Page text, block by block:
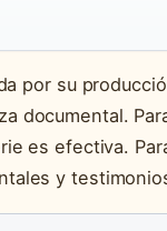
por su
documental.
es efectiva.
y